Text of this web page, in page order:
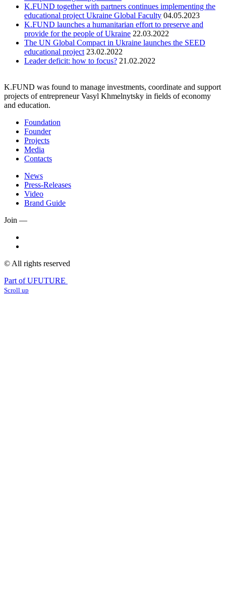
K.FUND together with partners continues implementing the
educational project Ukraine Global Faculty 04.05.2023
K.FUND launches a humanitarian effort to preserve and
provide for the people of Ukraine 22.03.2022
The UN Global Compact in Ukraine launches the SEED
educational project 23.02.2022
Leader deficit: how to focus? 21.02.2022
K.FUND was found to manage investments, coordinate and support
projects of entrepreneur Vasyl Khmelnytsky in fields of economy
and education.
Foundation
Founder
Projects
Media
Contacts
News
Press-Releases
Video
Brand Guide
Join —
© All rights reserved
Part of UFUTURE
Scroll up